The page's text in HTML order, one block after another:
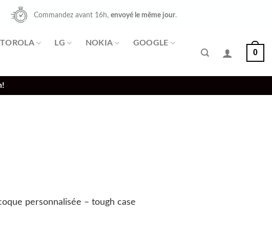
Commandez avant 16h, envoyé le même jour.
LG NOKIA GOOGLE
0
personnalisée – tough case